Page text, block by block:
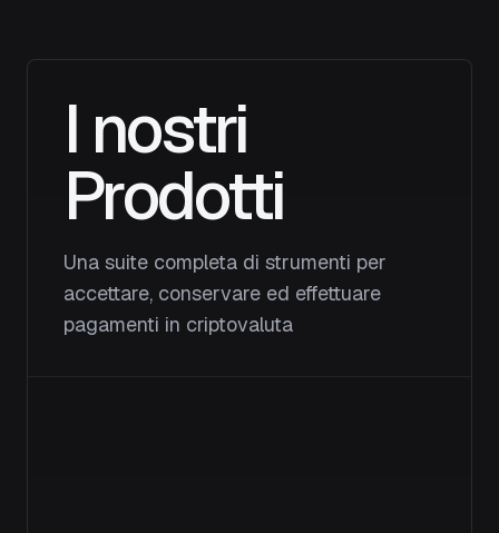
I nostri
Prodotti
Una suite completa di strumenti per
accettare, conservare ed effettuare
pagamenti in criptovaluta